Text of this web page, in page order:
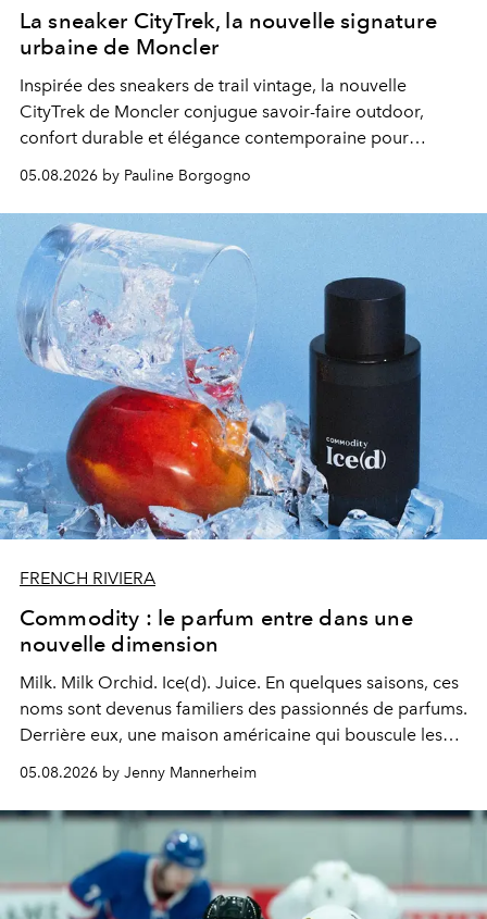
La sneaker CityTrek, la nouvelle signature
urbaine de Moncler
Inspirée des sneakers de trail vintage, la nouvelle
CityTrek de Moncler conjugue savoir-faire outdoor,
confort durable et élégance contemporaine pour
05.08.2026 by Pauline Borgogno
FRENCH RIVIERA
Commodity : le parfum entre dans une
nouvelle dimension
Milk. Milk Orchid. Ice(d). Juice. En quelques saisons, ces
noms sont devenus familiers des passionnés de parfums.
Derrière eux, une maison américaine qui bouscule les
une approche aussi intuitive que personnelle :
Commodity.
05.08.2026 by Jenny Mannerheim